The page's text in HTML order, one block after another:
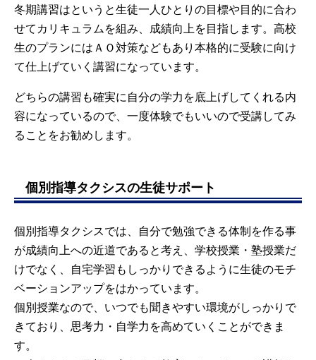
冬期講習はというと生徒一人ひとりの目標や目的に合わ
せてカリキュラムを組み、成績向上を目指します。高校
生のプランにはＡＯ対策などもあり本格的に受験に向け
て仕上げていく講習になっています。
どちらの講習も確実に自分の学力を底上げしてくれる内
容になっているので、一度体験でもいいので受講してみ
ることをお勧めします。
個別指導タクシスの生徒サポート
個別指導タクシスでは、自分で勉強できる体制を作る事
が成績向上への近道であると考え、学校授業・塾授業だ
けでなく、自宅学習もしっかりできるように生徒のモチ
ベーションアップをはかっています。
個別授業なので、いつでも聞きやすい環境がしっかりで
きており、思考力・自学力を高めていくことができま
す。